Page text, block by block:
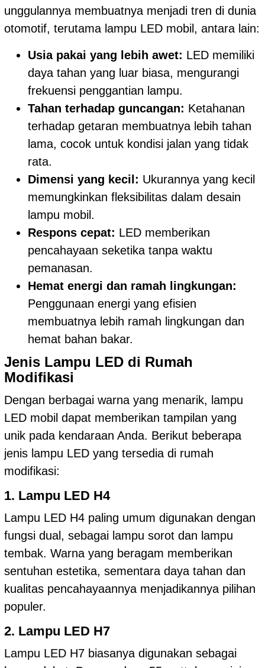
unggulannya membuatnya menjadi tren di dunia
otomotif, terutama lampu LED mobil, antara lain:
Usia pakai yang lebih awet: LED memiliki
daya tahan yang luar biasa, mengurangi
frekuensi penggantian lampu.
Tahan terhadap guncangan: Ketahanan
terhadap getaran membuatnya lebih tahan
lama, cocok untuk kondisi jalan yang tidak
rata.
Dimensi yang kecil: Ukurannya yang kecil
memungkinkan fleksibilitas dalam desain
lampu mobil.
Respons cepat: LED memberikan
pencahayaan seketika tanpa waktu
pemanasan.
Hemat energi dan ramah lingkungan:
Penggunaan energi yang efisien
membuatnya lebih ramah lingkungan dan
hemat bahan bakar.
Jenis Lampu LED di Rumah
Modifikasi
Dengan berbagai warna yang menarik, lampu
LED mobil dapat memberikan tampilan yang
unik pada kendaraan Anda. Berikut beberapa
jenis lampu LED yang tersedia di rumah
modifikasi:
1. Lampu LED H4
Lampu LED H4 paling umum digunakan dengan
fungsi dual, sebagai lampu sorot dan lampu
tembak. Warna yang beragam memberikan
sentuhan estetika, sementara daya tahan dan
kualitas pencahayaannya menjadikannya pilihan
populer.
2. Lampu LED H7
Lampu LED H7 biasanya digunakan sebagai